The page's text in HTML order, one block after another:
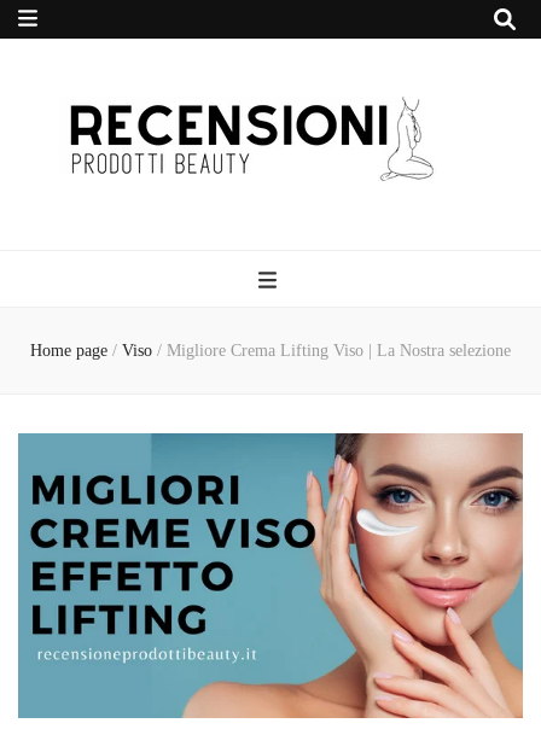
Prodotti Beauty
Home page / Viso / Migliore Crema Lifting Viso | La Nostra selezione